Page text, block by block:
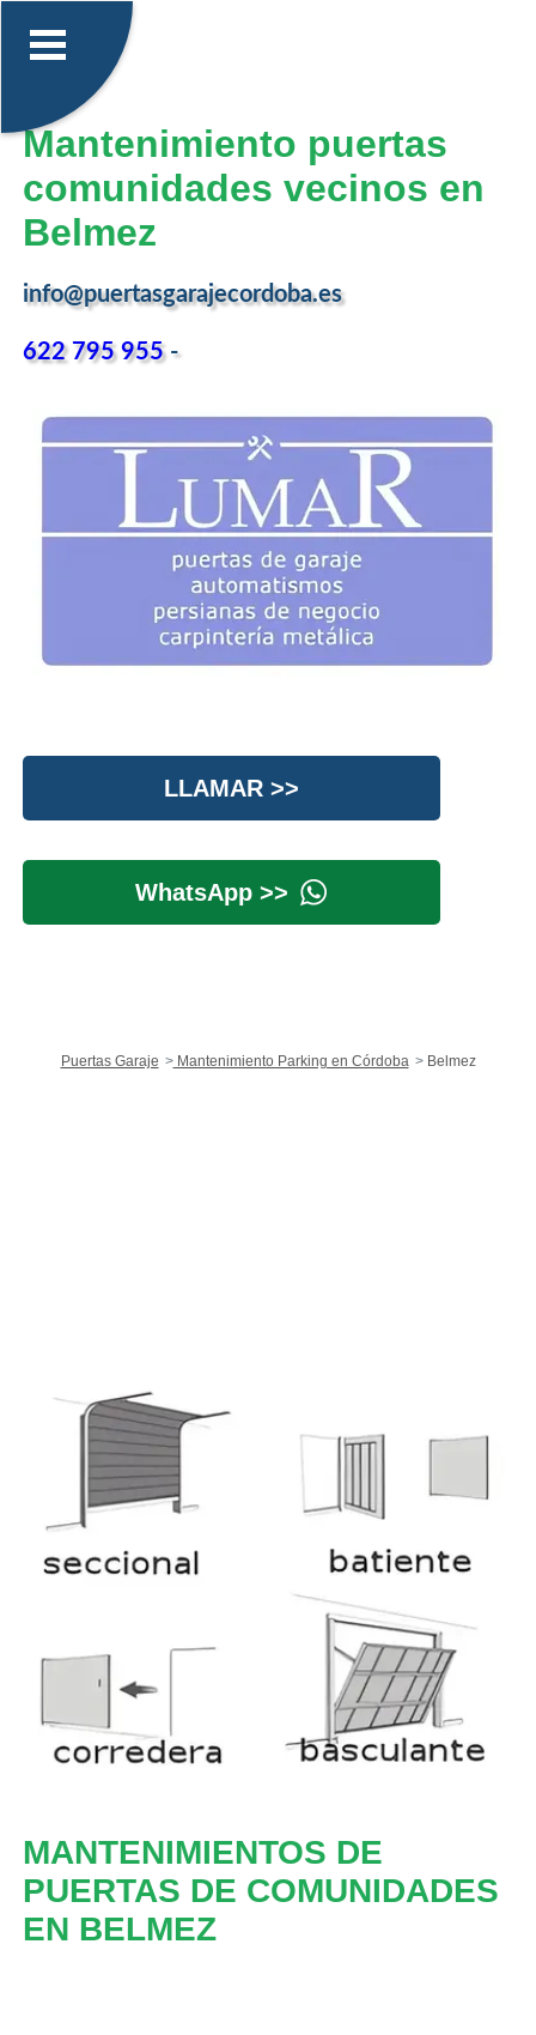
Mantenimiento puertas
comunidades vecinos en
Belmez
info@puertasgarajecordoba.es
622 795 955-
LLAMAR >>
WhatsApp >>
Puertas Garaje Mantenimiento Parking en Córdoba Belmez
MANTENIMIENTOS DE
PUERTAS DE COMUNIDADES
EN BELMEZ